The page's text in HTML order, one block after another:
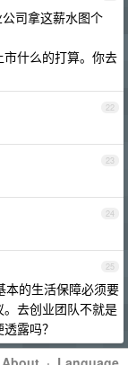
司拿这薪水图个
什么的打算。你去
22
23
24
25
本的生活保障必须要
去创业团队不就是
露吗？